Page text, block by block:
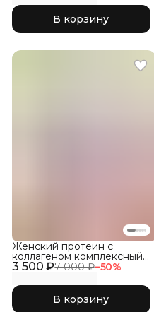
В корзину
3 500 ₽7 000 ₽−50%
Женский протеин с
коллагеном комплексный
1800, Банан с клубникой
В корзину